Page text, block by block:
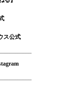
ス公式